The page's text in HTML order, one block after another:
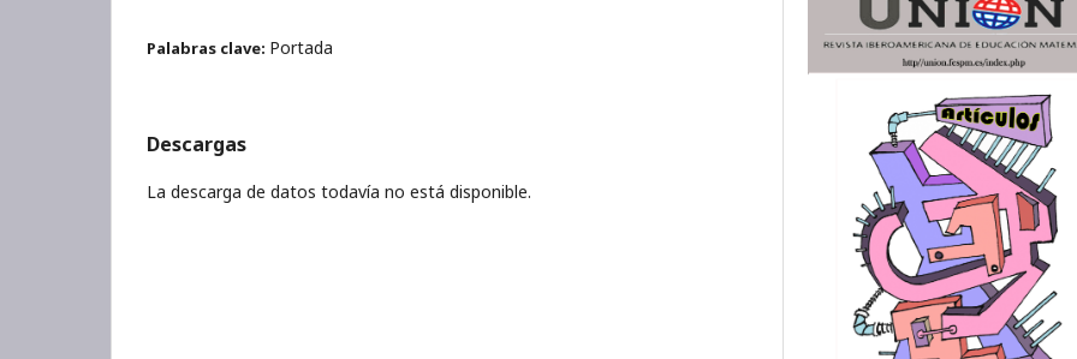
Palabras clave: Portada
Descargas
La descarga de datos todavía no está disponible.